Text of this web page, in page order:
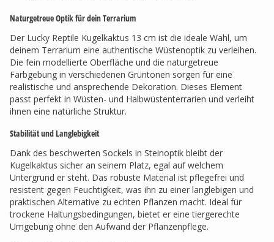
Naturgetreue Optik für dein Terrarium
Der Lucky Reptile Kugelkaktus 13 cm ist die ideale Wahl, um
deinem Terrarium eine authentische Wüstenoptik zu verleihen.
Die fein modellierte Oberfläche und die naturgetreue
Farbgebung in verschiedenen Grüntönen sorgen für eine
realistische und ansprechende Dekoration. Dieses Element
passt perfekt in Wüsten- und Halbwüstenterrarien und verleiht
ihnen eine natürliche Struktur.
Stabilität und Langlebigkeit
Dank des beschwerten Sockels in Steinoptik bleibt der
Kugelkaktus sicher an seinem Platz, egal auf welchem
Untergrund er steht. Das robuste Material ist pflegefrei und
resistent gegen Feuchtigkeit, was ihn zu einer langlebigen und
praktischen Alternative zu echten Pflanzen macht. Ideal für
trockene Haltungsbedingungen, bietet er eine tiergerechte
Umgebung ohne den Aufwand der Pflanzenpflege.